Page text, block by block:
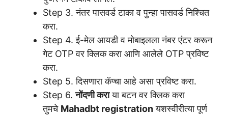
Step 3. नंतर पासवर्ड टाका व पुन्हा पासवर्ड निश्चित
करा.
Step 4. ई-मेल आयडी व मोबाइलला नंबर एंटर करून
गेट OTP वर क्लिक करा आणि आलेले OTP प्रविष्ट
करा.
Step 5. दिसणारा कॅप्चा आहे असा प्रविष्ट करा.
Step 6.नोंदणी कराया बटन वर क्लिक करा
तुमचे Mahadbt registrationयशस्वीरीत्या पूर्ण